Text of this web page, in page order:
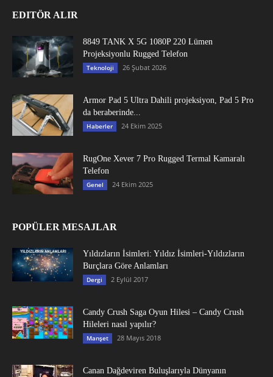
EDITÖR ALIR
8849 TANK X 5G 1080P 220 Lümen
Projeksiyonlu Rugged Telefon
Teknoloji 26 Şubat 2026
Armor Pad 5 Ultra Dahili projeksiyon, Pad 5 Pro
da beraberinde...
Haberler 24 Ekim 2025
RugOne Xever 7 Pro Rugged Termal Kamaralı
Telefon
Genel 24 Ekim 2025
POPÜLER MESAJLAR
Yıldızların İsimleri: Yıldız İsimleri-Yıldızların
Burçlara Göre Anlamları
Dergi 2 Eylül 2017
Candy Crush Saga Oyun Hilesi – Candy Crush
Hileleri nasıl yapılır?
Manşet 28 Mayıs 2018
Canan Dağdeviren Buluşlarıyla Dünyanın